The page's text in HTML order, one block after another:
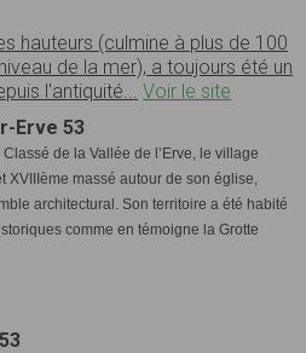
hauteurs (culmine à plus de 100
de la mer), a toujours été un
l'antiquité...
Voir le site
Erve 53
de la Vallée de l’Erve, le village
XVIIIème massé autour de son église,
architectural. Son territoire a été habité
comme en témoigne la Grotte